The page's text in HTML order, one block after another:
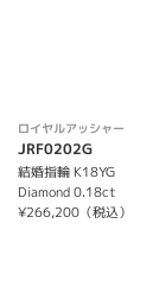
ロイヤルアッシャー
JRF0202G
結婚指輪 K18YG
Diamond 0.18ct
¥266,200（税込）